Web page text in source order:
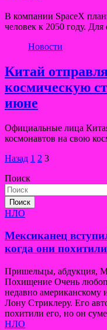
В компании SpaceX
человек к 2050 году.
Новости
Китай
космическую
июне
Официальные лица
космонавтов на свою
Пагинация
записей
Назад 1 2 3
Поиск
Поиск
НЛО
Мексиканец
когда они похитили
Пришельцы, абдукция,
Похищение Очень
недавно американскому
Лону Стриклеру. Его
похитили его, но он
НЛО